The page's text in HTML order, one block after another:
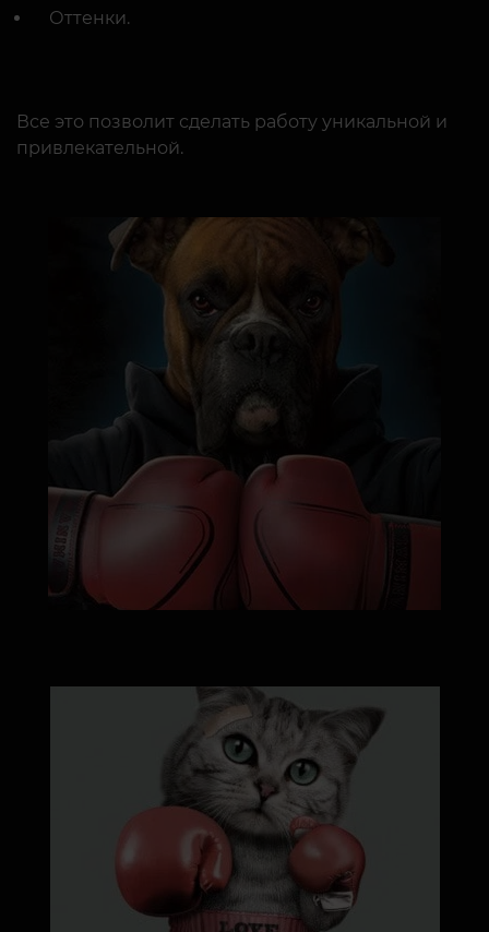
Оттенки.
Все это позволит сделать работу уникальной и
привлекательной.